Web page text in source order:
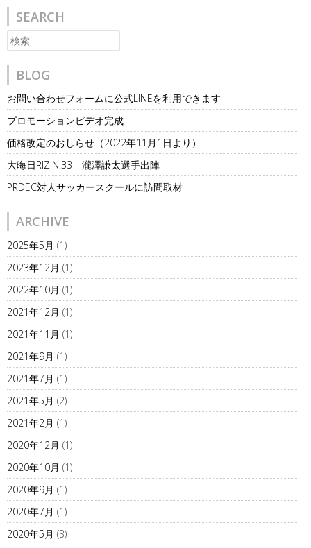
SEARCH
検
索:
BLOG
お問い合わせフォームに公式LINEを利用できます
プロモーションビデオ完成
価格改定のおしらせ（2022年11月1日より）
大晦日RIZIN.33 瀧澤謙太選手出陣
PRDEC対人サッカースクールに訪問取材
ARCHIVE
2025年5月 (1)
2023年12月 (1)
2022年10月 (1)
2021年12月 (1)
2021年11月 (1)
2021年9月 (1)
2021年7月 (1)
2021年5月 (2)
2021年2月 (1)
2020年12月 (1)
2020年10月 (1)
2020年9月 (1)
2020年7月 (1)
2020年5月 (3)